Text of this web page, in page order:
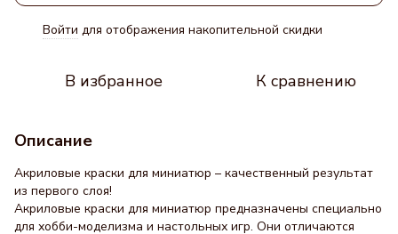
Войти для отображения накопительной скидки
В избранное К сравнению
Описание
Акриловые краски для миниатюр – качественный результат
из первого слоя!
Акриловые краски для миниатюр предназначены специально
для хобби-моделизма и настольных игр. Они отличаются